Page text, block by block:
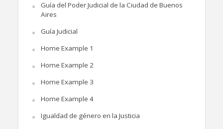
Guía del Poder Judicial de la Ciudad de Buenos
Aires
Guía Judicial
Home Example 1
Home Example 2
Home Example 3
Home Example 4
Igualdad de género en la Justicia